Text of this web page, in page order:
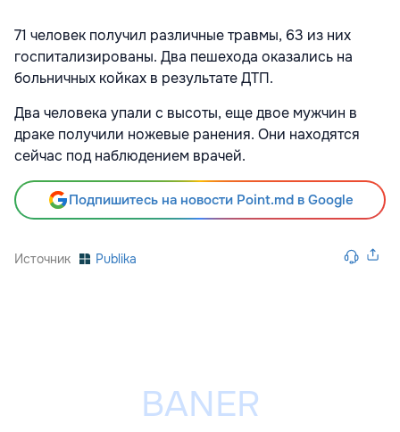
71 человек получил различные травмы, 63 из них
госпитализированы. Два пешехода оказались на
больничных койках в результате ДТП.
Два человека упали с высоты, еще двое мужчин в
драке получили ножевые ранения. Они находятся
сейчас под наблюдением врачей.
Подпишитесь на новости Point.md в Google
Источник Publika